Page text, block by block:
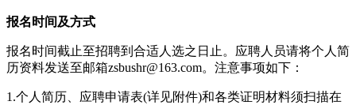
报名时间及方式
报名时间截止至招聘到合适人选之日止。应聘人员请将个人简
历资料发送至邮箱zsbushr@163.com。注意事项如下：
1.个人简历、应聘申请表(详见附件)和各类证明材料须扫描在